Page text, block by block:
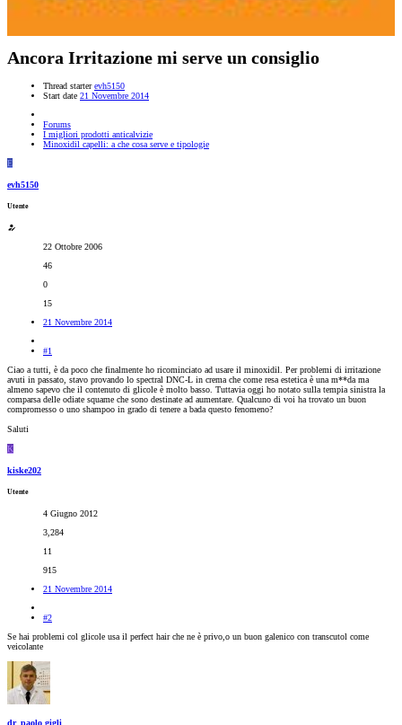
Ancora Irritazione mi serve un consiglio
Thread starter evh5150
Start date 21 Novembre 2014
Forums
I migliori prodotti anticalvizie
Minoxidil capelli: a che cosa serve e tipologie
E
evh5150
Utente
22 Ottobre 2006
46
0
15
21 Novembre 2014
#1
Ciao a tutti, è da poco che finalmente ho ricominciato ad usare il minoxidil. Per problemi di irritazione
avuti in passato, stavo provando lo spectral DNC-L in crema che come resa estetica è una m**da ma
almeno sapevo che il contenuto di glicole è molto basso. Tuttavia oggi ho notato sulla tempia sinistra la
comparsa delle odiate squame che sono destinate ad aumentare. Qualcuno di voi ha trovato un buon
compromesso o uno shampoo in grado di tenere a bada questo fenomeno?
Saluti
K
kiske202
Utente
4 Giugno 2012
3,284
11
915
21 Novembre 2014
#2
Se hai problemi col glicole usa il perfect hair che ne è privo,o un buon galenico con transcutol come
veicolante
dr_paolo gigli